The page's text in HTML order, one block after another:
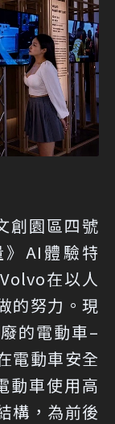
創園區四號
AI體驗特
在以人
的努力。現
的電動車–
電動車安全
動車使用高
構，為前後